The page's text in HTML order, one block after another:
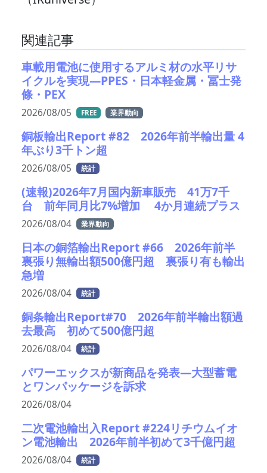
関連記事
車載用電池に使用するアルミ材の水平リサ
イクルを実現―PPES・日本軽金属・冨士発
條・PEX
2026/08/05 FREE 業界動向
銅板輸出Report #82 2026年前半輸出量 4
年ぶり3千トン超
2026/08/05 統計
(速報)2026年7月国内新車販売 41万7千
台 前年同月比7%増加 4か月連続プラス
2026/08/04 業界動向
日本の銅箔輸出Report #66 2026年前半
裏張り無輸出額500億円超 裏張り有も輸出
急増
2026/08/04 統計
銅条輸出Report#70 2026年前半輸出額過
去最高 初めて500億円超
2026/08/04 統計
パワーエックスが新商品を発表―大型蓄電
とワンパッケージを訴求
2026/08/04
二次電池輸出入Report #224リチウムイオ
ン電池輸出 2026年前半初めて3千億円超
2026/08/04 統計